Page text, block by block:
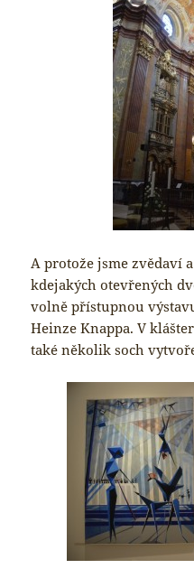
A protože jsme zvědaví
kdejakých otevřených
volně přístupnou
Heinze Knappa. V
také několik soch